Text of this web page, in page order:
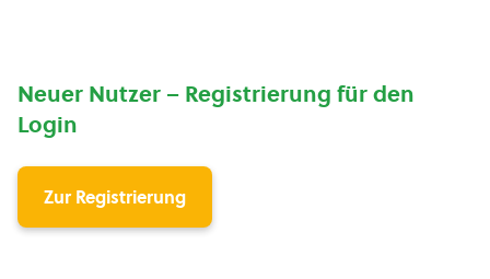
Neuer Nutzer – Registrierung für den
Login
Zur Registrierung